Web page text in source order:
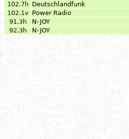
102.7h Deutschlandfunk
102.1v Power Radio
91.3h
N-JOY
92.3h
N-JOY